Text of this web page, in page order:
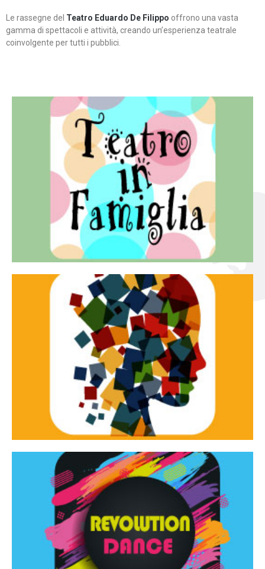
Le rassegne del Teatro Eduardo De Filippo offrono una vasta
gamma di spettacoli e attività, creando un’esperienza teatrale
coinvolgente per tutti i pubblici.
Teatro in famiglia
Teatro In Famiglia è una rassegna di teatro concepita
per far condividere e godere del teatro all’intera
famiglia.
Continua
Tracce dinamiche
Tracce Dinamiche è una rassegna di teatro
d’innovazione e sperimentale.
Continua
Revolution Dance
Rassegna di danza contemporanea – I Edizione